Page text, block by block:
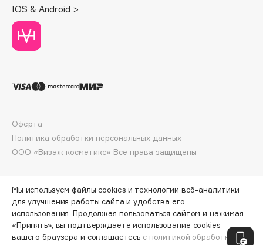
Dessange
Dior
Divage
Dorco
Dr. Vranjes Firenze
Dr.Althea
Dr.Ceuracle
DSD de Luxe
Dyson
ПО ЗОЛОТОЙ КАРТЕ:828 ₽
IOS & Android >
ООО «Визаж косметикс» Все права защищены
Оферта
Политика обработки персональных данных
Мы используем файлы cookies и технологии веб-аналитики
для улучшения работы сайта и удобства его
использования. Продолжая пользоваться сайтом и нажимая
«Принять», вы подтверждаете использование cookies
вашего браузера и соглашаетесь с политикой обработки